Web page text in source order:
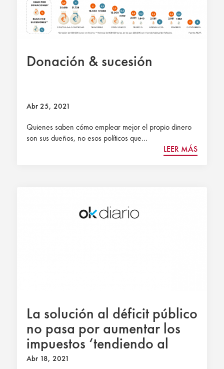
Donación & sucesión
Abr 25, 2021
Quienes saben cómo emplear mejor el propio dinero
son sus dueños, no esos políticos que...
LEER MÁS
La solución al déficit público
no pasa por aumentar los
impuestos ‘tendiendo al
infinito’
Abr 18, 2021